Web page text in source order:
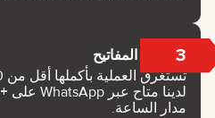
3 تسليم المفاتيح
لدينا متاح عبر WhatsApp على
+971 52 193 88 88
مدار الساعة.